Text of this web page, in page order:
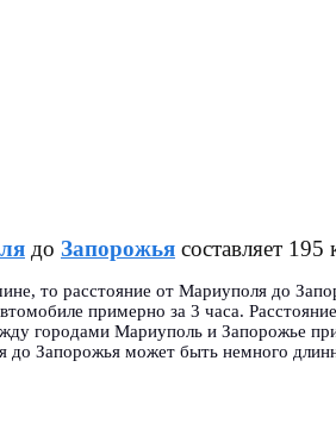
до Запорожья составляет
то расстояние от Мариуполя до
примерно за 3 часа.
городами Мариуполь и Запорожье
до Запорожья может быть немного